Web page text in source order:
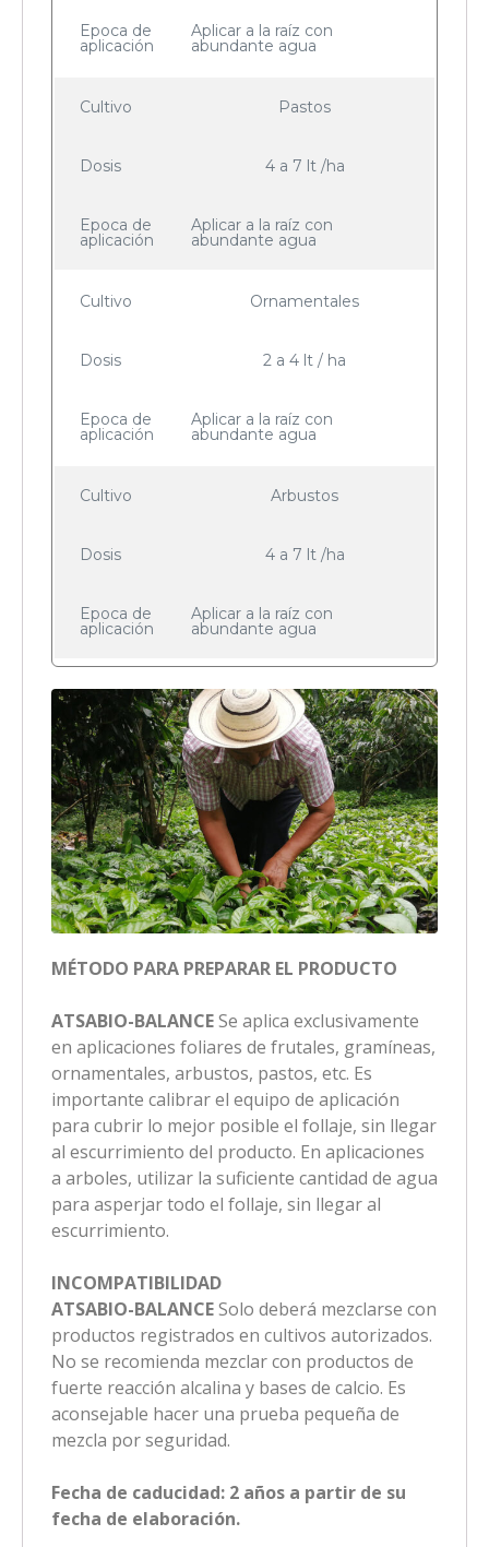
Epoca de
aplicación
Aplicar a la raíz con
abundante agua
Cultivo Pastos
Dosis 4 a 7 lt /ha
Epoca de
aplicación
Aplicar a la raíz con
abundante agua
Cultivo Ornamentales
Dosis 2 a 4 lt / ha
Epoca de
aplicación
Aplicar a la raíz con
abundante agua
Cultivo Arbustos
Dosis 4 a 7 lt /ha
Epoca de
aplicación
Aplicar a la raíz con
abundante agua
MÉTODO PARA PREPARAR EL PRODUCTO
ATSABIO-BALANCESe aplica exclusivamente
en aplicaciones foliares de frutales, gramíneas,
ornamentales, arbustos, pastos, etc. Es
importante calibrar el equipo de aplicación
para cubrir lo mejor posible el follaje, sin llegar
al escurrimiento del producto. En aplicaciones
a arboles, utilizar la suficiente cantidad de agua
para asperjar todo el follaje, sin llegar al
escurrimiento.
INCOMPATIBILIDAD
ATSABIO-BALANCESolo deberá mezclarse con
productos registrados en cultivos autorizados.
No se recomienda mezclar con productos de
fuerte reacción alcalina y bases de calcio. Es
aconsejable hacer una prueba pequeña de
mezcla por seguridad.
Fecha de caducidad: 2 años a partir de su
fecha de elaboración.